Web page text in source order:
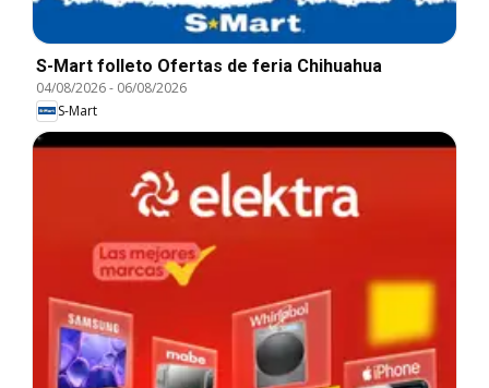
S-Mart folleto Ofertas de feria Chihuahua
04/08/2026- 06/08/2026
S-Mart